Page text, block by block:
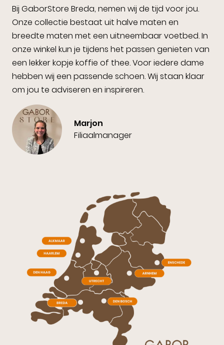
Bij GaborStore Breda, nemen wij de tijd voor jou.
Onze collectie bestaat uit halve maten en
breedte maten met een uitneembaar voetbed. In
onze winkel kun je tijdens het passen genieten van
een lekker kopje koffie of thee. Voor iedere dame
hebben wij een passende schoen. Wij staan klaar
om jou te adviseren en inspireren.
Marjon
Filiaalmanager